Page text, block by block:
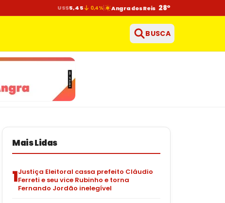
US$5,45 0,4% Angra dos Reis 28°
BUSCA
Mais Lidas
1Justiça Eleitoral cassa prefeito Cláudio
Ferreti e seu vice Rubinho e torna
Fernando Jordão inelegível